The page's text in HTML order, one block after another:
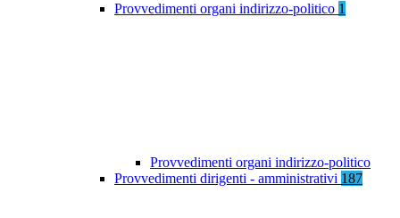
Provvedimenti organi indirizzo-politico 1
Provvedimenti organi indirizzo-politico
Provvedimenti dirigenti - amministrativi 187